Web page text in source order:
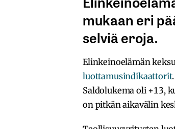
mukaan eri
selviä eroja.
Elinkeinoelämän
luottamusindikaattorit.
Saldolukema oli +13,
on pitkän aikavälin